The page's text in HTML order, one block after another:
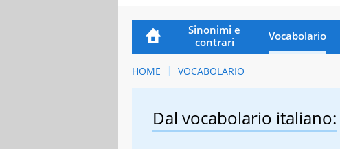
Sinonimi e
contrari
Vocabolario
HOME VOCABOLARIO
Dal vocabolario italiano: